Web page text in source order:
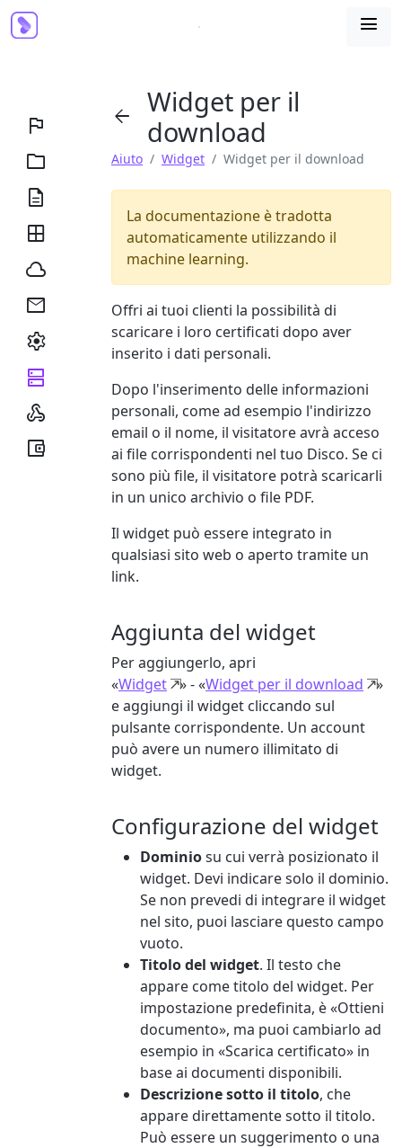












Widget per il
download
Aiuto Widget Widget per il download
La documentazione è tradotta
automaticamente utilizzando il
machine learning.
Offri ai tuoi clienti la possibilità di
scaricare i loro certificati dopo aver
inserito i dati personali.
Dopo l'inserimento delle informazioni
personali, come ad esempio l'indirizzo
email o il nome, il visitatore avrà acceso
ai file corrispondenti nel tuo Disco. Se ci
sono più file, il visitatore potrà scaricarli
in un unico archivio o file PDF.
Il widget può essere integrato in
qualsiasi sito web o aperto tramite un
link.
Aggiunta del widget
Per aggiungerlo, apri
«Widget » - «Widget per il download
»
e aggiungi il widget cliccando sul
pulsante corrispondente. Un account
può avere un numero illimitato di
widget.
Configurazione del widget
Dominiosu cui verrà posizionato il
widget. Devi indicare solo il dominio.
Se non prevedi di integrare il widget
nel sito, puoi lasciare questo campo
vuoto.
Titolo del widget. Il testo che
appare come titolo del widget. Per
impostazione predefinita, è «Ottieni
documento», ma puoi cambiarlo ad
esempio in «Scarica certificato» in
base ai documenti disponibili.
Descrizione sotto il titolo, che
appare direttamente sotto il titolo.
Può essere un suggerimento o una